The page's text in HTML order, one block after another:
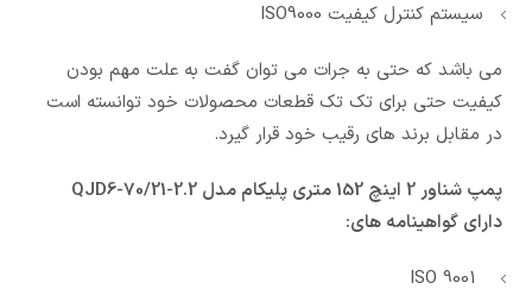
سیستم کنترل کیفیت ISO9000
می باشد که حتی به جرات می توان گفت به علت مهم بودن
کیفیت حتی برای تک تک قطعات محصولات خود توانسته است
در مقابل برند های رقیب خود قرار گیرد.
پمپ شناور 2 اینچ 152 متری پلیکام مدل QJD6-70/21-2.2
دارای گواهینامه های: